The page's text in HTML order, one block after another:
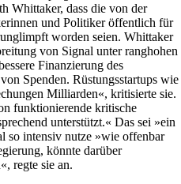
Whittaker, dass die von der
und Politiker öffentlich für
worden seien. Whittaker
von Signal unter ranghohen
Finanzierung des
Spenden. Rüstungsstartups wie
Milliarden«, kritisierte sie.
funktionierende kritische
unterstützt.« Das sei »ein
so intensiv nutze »wie offenbar
könnte darüber
regte sie an.